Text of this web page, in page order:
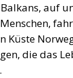
auf
Küste
die das